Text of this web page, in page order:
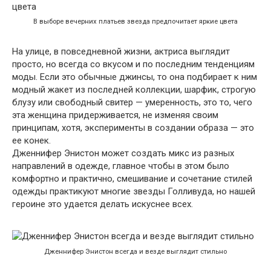
В выборе вечерних платьев звезда предпочитает яркие цвета
На улице, в повседневной жизни, актриса выглядит
просто, но всегда со вкусом и по последним тенденциям
моды. Если это обычные джинсы, то она подбирает к ним
модный жакет из последней коллекции, шарфик, строгую
блузу или свободный свитер — умеренность, это то, чего
эта женщина придерживается, не изменяя своим
принципам, хотя, эксперименты в создании образа — это
ее конек.
Дженнифер Энистон может создать микс из разных
направлений в одежде, главное чтобы в этом было
комфортно и практично, смешивание и сочетание стилей
одежды практикуют многие звезды Голливуда, но нашей
героине это удается делать искуснее всех.
Дженнифер Энистон всегда и везде выглядит стильно